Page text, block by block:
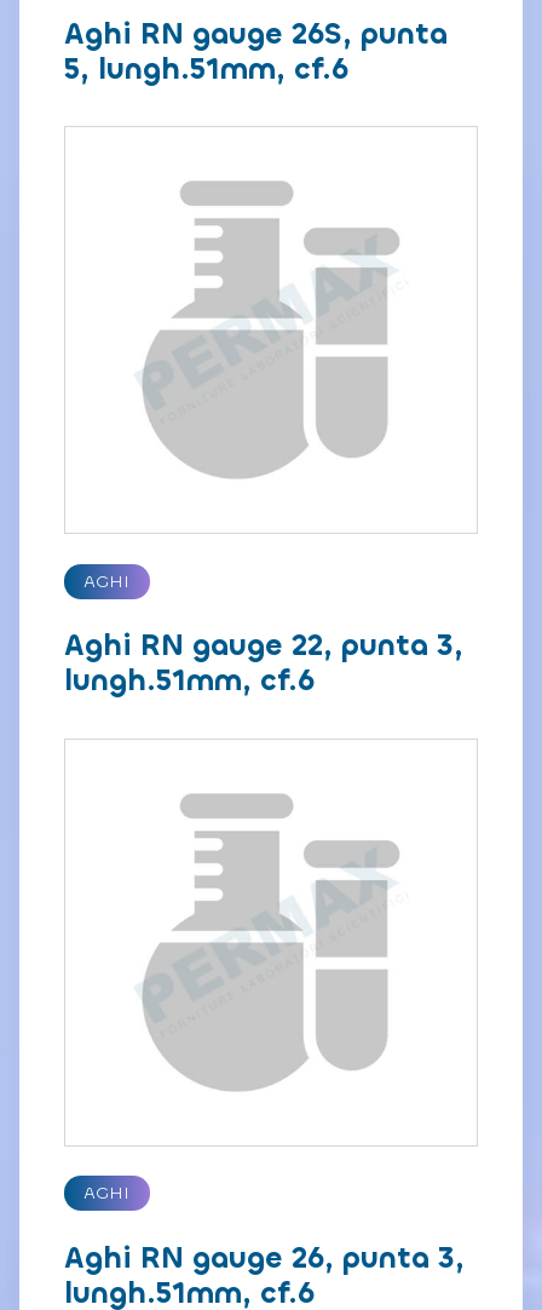
Aghi RN gauge 26S, punta
5, lungh.51mm, cf.6
AGHI
Aghi RN gauge 22, punta 3,
lungh.51mm, cf.6
AGHI
Aghi RN gauge 26, punta 3,
lungh.51mm, cf.6